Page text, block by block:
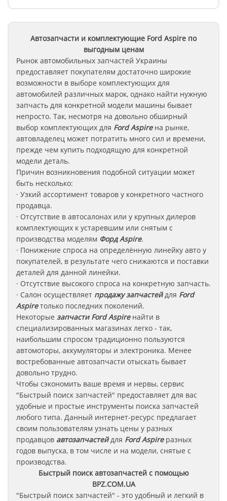
Автозапчасти и комплектующие Ford Aspire по
выгодным ценам
Рынок автомобильных запчастей Украины
предоставляет покупателям достаточно широкие
возможности в выборе комплектующих для
автомобилей различных марок, однако найти нужную
запчасть для конкретной модели машины бывает
непросто. Так, несмотря на довольно обширный
выбор комплектующих для Ford Aspireна рынке,
автовладелец может потратить много сил и времени,
прежде чем купить подходящую для конкретной
модели деталь.
Причин возникновения подобной ситуации может
быть несколько:
· Узкий ассортимент товаров у конкретного частного
продавца.
· Отсутствие в автосалонах или у крупных дилеров
комплектующих к устаревшим или снятым с
производства моделям ФордAspire.
· Понижение спроса на определённую линейку авто у
покупателей, в результате чего снижаются и поставки
деталей для данной линейки.
· Отсутствие высокого спроса на конкретную запчасть.
· Салон осуществляет продажу запчастейдля Ford
Aspireтолько последних поколений.
Некоторые запчасти Ford Aspireнайти в
специализированных магазинах легко - так,
наибольшим спросом традиционно пользуются
автомоторы, аккумуляторы и электроника. Менее
востребованные автозапчасти отыскать бывает
довольно трудно.
Чтобы сэкономить ваше время и нервы, сервис
"Быстрый поиск запчастей" предоставляет для вас
удобные и простые инструменты поиска запчастей
любого типа. Данный интернет-ресурс предлагает
своим пользователям узнать цены у разных
продавцов автозапчастейдля Ford Aspireразных
годов выпуска, в том числе и на модели, снятые с
производства.
Быстрый поиск автозапчастей с помощью
BPZ.COM.UA
"Быстрый поиск запчастей" - это удобный и легкий в